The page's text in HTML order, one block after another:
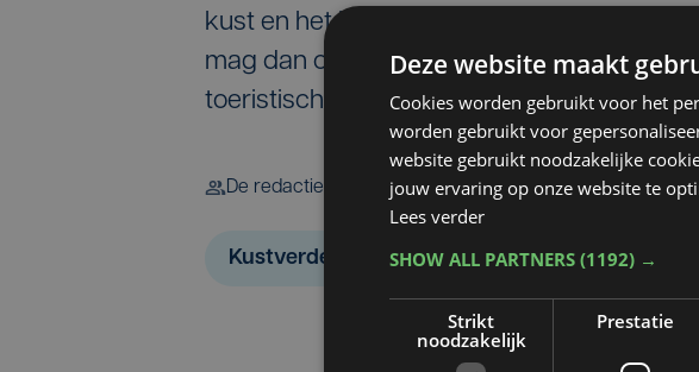
kust en het hinterland, samen goed voor
mag dan ook hopen dat dit project niet
toeristische belangen van één
De redactie
Kustverdediging
Deze website maakt
Cookies worden gebruikt voor het
worden gebruikt voor
website gebruikt noodzakelijke
jouw ervaring op onze website te
Lees verder
SHOW ALL PARTNERS (1192) →
Strikt
noodzakelijk
Prestatie